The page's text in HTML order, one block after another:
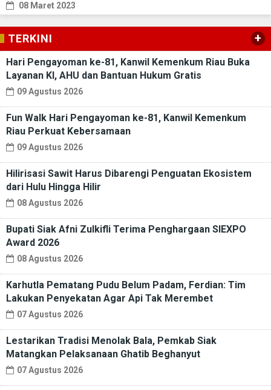
08 Maret 2023
TERKINI +
Hari Pengayoman ke-81, Kanwil Kemenkum Riau Buka
Layanan KI, AHU dan Bantuan Hukum Gratis
09 Agustus 2026
Fun Walk Hari Pengayoman ke-81, Kanwil Kemenkum
Riau Perkuat Kebersamaan
09 Agustus 2026
Hilirisasi Sawit Harus Dibarengi Penguatan Ekosistem
dari Hulu Hingga Hilir
08 Agustus 2026
Bupati Siak Afni Zulkifli Terima Penghargaan SIEXPO
Award 2026
08 Agustus 2026
Karhutla Pematang Pudu Belum Padam, Ferdian: Tim
Lakukan Penyekatan Agar Api Tak Merembet
07 Agustus 2026
Lestarikan Tradisi Menolak Bala, Pemkab Siak
Matangkan Pelaksanaan Ghatib Beghanyut
07 Agustus 2026